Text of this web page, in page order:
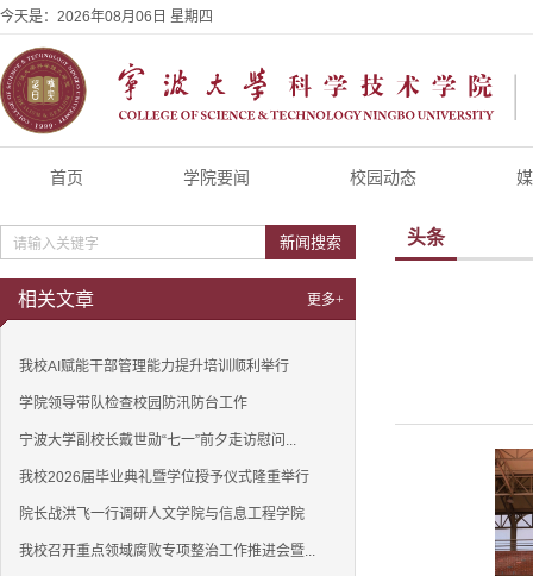
今天是： 2026年08月06日 星期四
首页 学院要闻 校园动态
新闻搜索
相关文章 更多+
我校AI赋能干部管理能力提升培训顺利举行
学院领导带队检查校园防汛防台工作
宁波大学副校长戴世勋“七一”前夕走访慰问...
我校2026届毕业典礼暨学位授予仪式隆重举行
院长战洪飞一行调研人文学院与信息工程学院
我校召开重点领域腐败专项整治工作推进会暨...
头条